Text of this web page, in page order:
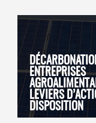
ENTREPRISES
LEVIERS
DISPOSITION